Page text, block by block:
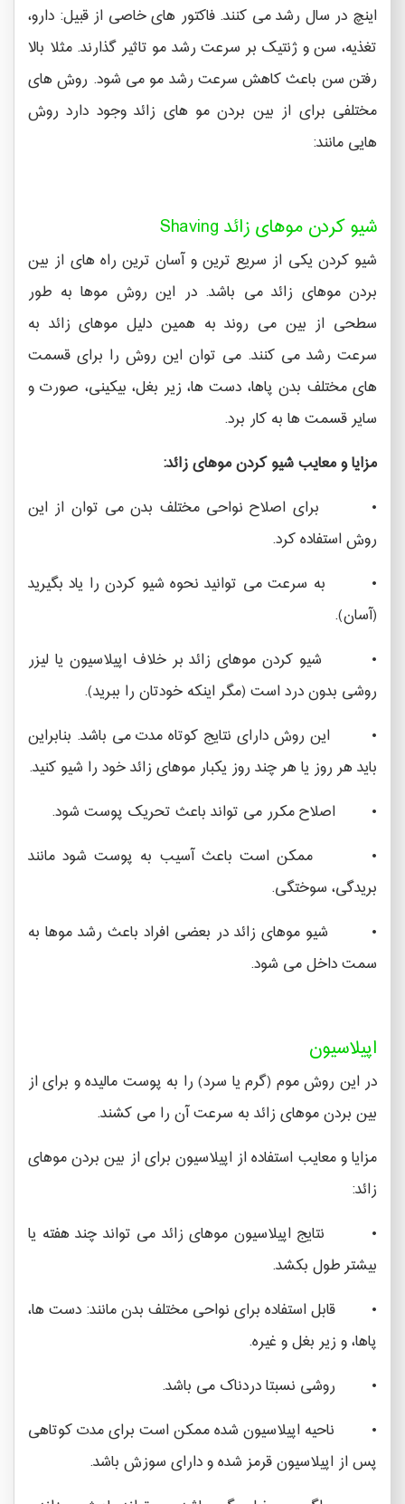
اینچ در سال رشد می کنند. فاکتور های خاصی از قبیل: دارو،
تغذیه، سن و ژنتیک بر سرعت رشد مو تاثیر گذارند. مثلا بالا
رفتن سن باعث کاهش سرعت رشد مو می شود. روش های
مختلفی برای از بین بردن مو های زائد وجود دارد روش
هایی مانند:
شیو کردن موهای زائد Shaving
شیو کردن یکی از سریع ترین و آسان ترین راه های از بین
بردن موهای زائد می باشد. در این روش موها به طور
سطحی از بین می روند به همین دلیل موهای زائد به
سرعت رشد می کنند. می توان این روش را برای قسمت
های مختلف بدن پاها، دست ها، زیر بغل، بیکینی، صورت و
سایر قسمت ها به کار برد.
مزایا و معایب شیو کردن موهای زائد:
• برای اصلاح نواحی مختلف بدن می توان از این
روش استفاده کرد.
• به سرعت می توانید نحوه شیو کردن را یاد بگیرید
(آسان).
• شیو کردن موهای زائد بر خلاف اپیلاسیون یا لیزر
روشی بدون درد است (مگر اینکه خودتان را ببرید).
• این روش دارای نتایج کوتاه مدت می باشد. بنابراین
باید هر روز یا هر چند روز یکبار موهای زائد خود را شیو کنید.
• اصلاح مکرر می تواند باعث تحریک پوست شود.
• ممکن است باعث آسیب به پوست شود مانند
بریدگی، سوختگی.
• شیو موهای زائد در بعضی افراد باعث رشد موها به
سمت داخل می شود.
اپیلاسیون
در این روش موم (گرم یا سرد) را به پوست مالیده و برای از
بین بردن موهای زائد به سرعت آن را می کشند.
مزایا و معایب استفاده از اپیلاسیون برای از بین بردن موهای
زائد:
• نتایج اپیلاسیون موهای زائد می تواند چند هفته یا
بیشتر طول بکشد.
• قابل استفاده برای نواحی مختلف بدن مانند: دست ها،
پاها، و زیر بغل و غیره.
• روشی نسبتا دردناک می باشد.
• ناحیه اپیلاسیون شده ممکن است برای مدت کوتاهی
پس از اپیلاسیون قرمز شده و دارای سوزش باشد.